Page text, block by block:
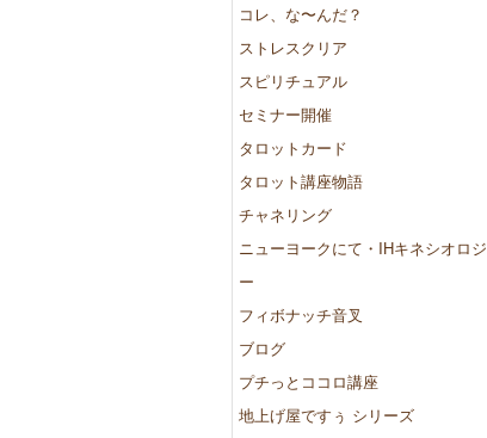
コレ、な〜んだ？
ストレスクリア
スピリチュアル
セミナー開催
タロットカード
タロット講座物語
チャネリング
ニューヨークにて・IHキネシオロジ
ー
フィボナッチ音叉
ブログ
プチっとココロ講座
地上げ屋ですぅ シリーズ